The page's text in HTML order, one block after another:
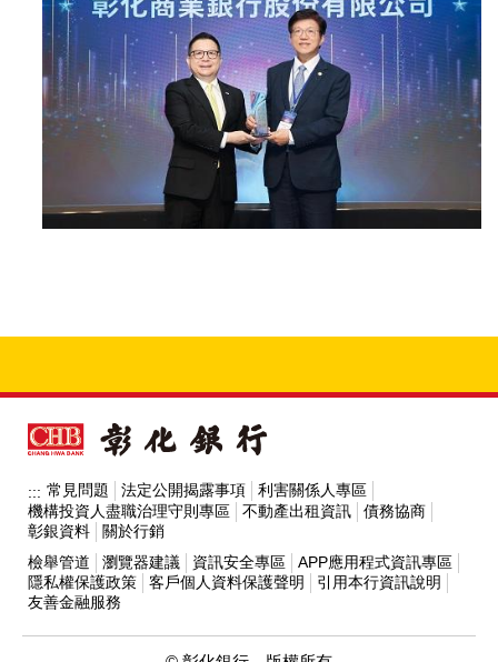
::: 常見問題 法定公開揭露事項
利害關係人專區
機構投資人盡職治理守則專區
不動產出租資訊
債務協商
彰銀資料
關於行銷
檢舉管道
瀏覽器建議 資訊安全專區
APP應用程式資訊專區
隱私權保護政策
客戶個人資料保護聲明
引用本行資訊說明
友善金融服務